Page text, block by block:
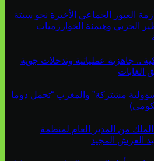
العبور الجماعي الأخيرة نحو سبتة
الحزبي وهيمنة الخوارزميات
.. جاهزية عملياتية وتدخلات جوية
الغابات
مشتركة” والمغرب “تحمل دوما
الملك من المدير العام لمنظمة
العرش المجيد